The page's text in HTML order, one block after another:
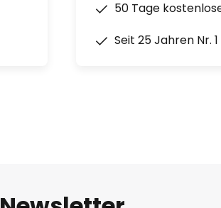
50 Tage
Seit 25 Jahren Nr.